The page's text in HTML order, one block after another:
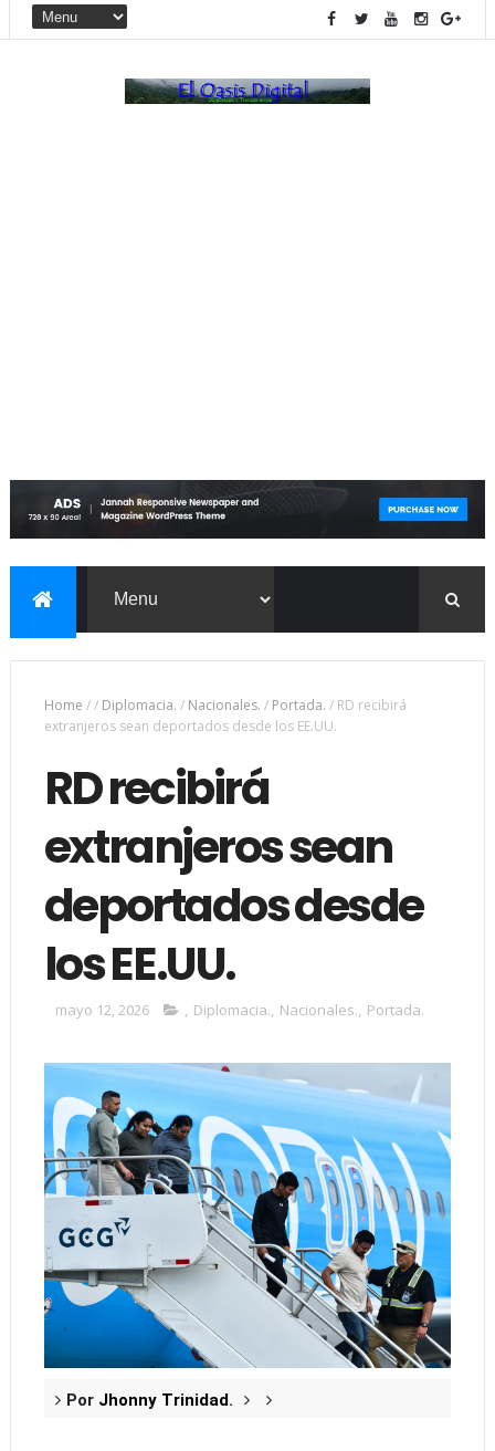
Home // Diplomacia. / Nacionales. / Portada. / RD recibirá
extranjeros sean deportados desde los EE.UU.
RD recibirá
extranjeros sean
deportados desde
los EE.UU.
mayo 12, 2026 , Diplomacia., Nacionales., Portada.
Por Jhonny Trinidad.